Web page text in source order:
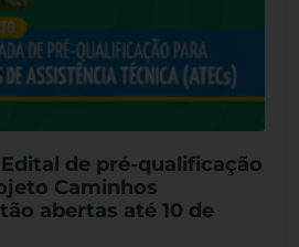
de pré-qualificação
Caminhos
abertas até 10 de